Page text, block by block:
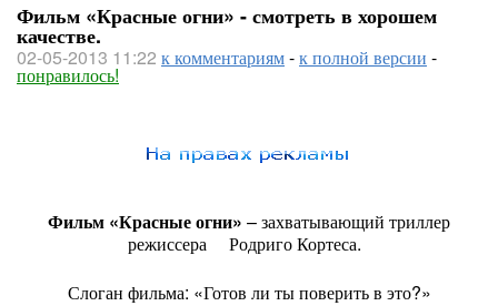
Фильм «Красные огни» - смотреть в хорошем
качестве.
02-05-2013 11:22 к комментариям-к полной версии -
понравилось!
Фильм «Красные огни» – захватывающий триллер
режиссера Родриго Кортеса.
Слоган фильма: «Готов ли ты поверить в это?»